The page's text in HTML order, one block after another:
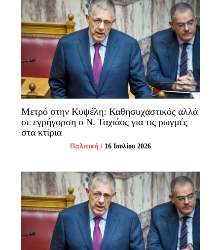
Μετρό στην Κυψέλη: Καθησυχαστικός αλλά
σε εγρήγορση ο Ν. Ταχιάος για τις ρωγμές
στα κτίρια
Πολιτική / 16 Ιουλίου 2026